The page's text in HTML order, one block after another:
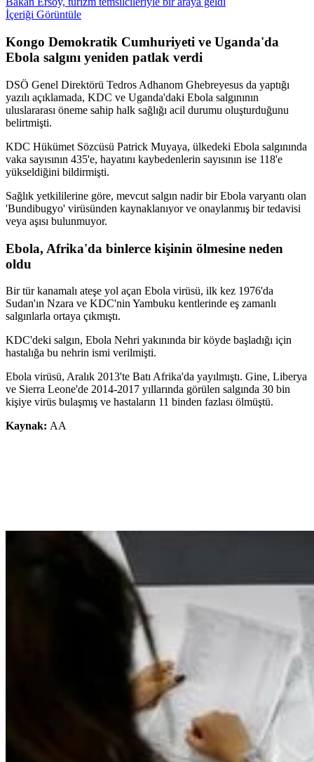
İçeriği Görüntüle
Kongo Demokratik Cumhuriyeti ve Uganda'da
Ebola salgını yeniden patlak verdi
DSÖ Genel Direktörü Tedros Adhanom Ghebreyesus da yaptığı
yazılı açıklamada, KDC ve Uganda'daki Ebola salgınının
uluslararası öneme sahip halk sağlığı acil durumu oluşturduğunu
belirtmişti.
KDC Hükümet Sözcüsü Patrick Muyaya, ülkedeki Ebola salgınında
vaka sayısının 435'e, hayatını kaybedenlerin sayısının ise 118'e
yükseldiğini bildirmişti.
Sağlık yetkililerine göre, mevcut salgın nadir bir Ebola varyantı olan
'Bundibugyo' virüsünden kaynaklanıyor ve onaylanmış bir tedavisi
veya aşısı bulunmuyor.
Ebola, Afrika'da binlerce kişinin ölmesine neden
oldu
Bir tür kanamalı ateşe yol açan Ebola virüsü, ilk kez 1976'da
Sudan'ın Nzara ve KDC'nin Yambuku kentlerinde eş zamanlı
salgınlarla ortaya çıkmıştı.
KDC'deki salgın, Ebola Nehri yakınında bir köyde başladığı için
hastalığa bu nehrin ismi verilmişti.
Ebola virüsü, Aralık 2013'te Batı Afrika'da yayılmıştı. Gine, Liberya
ve Sierra Leone'de 2014-2017 yıllarında görülen salgında 30 bin
kişiye virüs bulaşmış ve hastaların 11 binden fazlası ölmüştü.
Kaynak: AA